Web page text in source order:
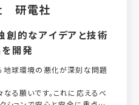
研電社
創的なアイデアと技術
開発
地球環境の悪化が深刻な問題
る願いです。これに応えるべ